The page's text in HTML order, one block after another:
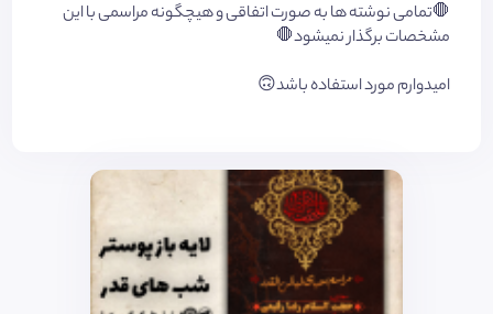
🛑تمامی نوشته ها به صورت اتفاقی و هیچگونه مراسمی با این
مشخصات برگذار نمیشود🛑
امیدوارم مورد استفاده باشد🙃